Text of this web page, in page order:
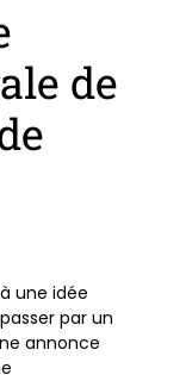
de
une idée
par un
annonce